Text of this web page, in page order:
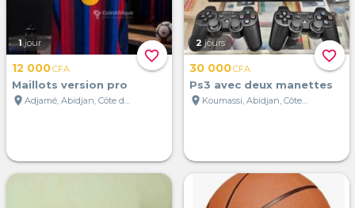
favorite_border
1 jour
12 000CFA
Maillots version pro
location_on
Adjamé, Abidjan, Côte d'Ivoire
favorite_border
2 jours
30 000CFA
Ps3 avec deux manettes
location_on
Koumassi, Abidjan, Côte d'Ivoire